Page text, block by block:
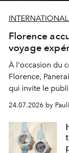
Florence
voyage
À l'occasion du
Florence,
qui invite le
travers un
innovation et
24.07.2026 by